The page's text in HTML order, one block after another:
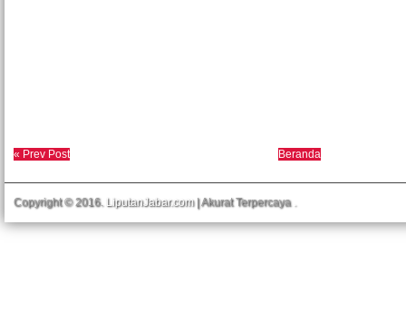
« Prev Post Beranda
Copyright © 2016. LiputanJabar.com| Akurat Terpercaya